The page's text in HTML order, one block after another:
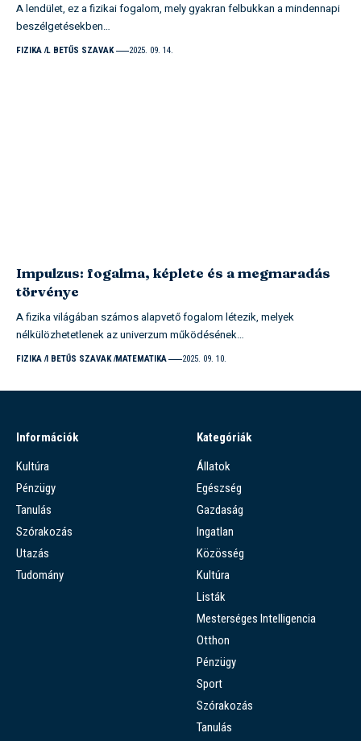
A lendület, ez a fizikai fogalom, mely gyakran felbukkan a mindennapi
beszélgetésekben…
FIZIKA L BETŰS SZAVAK 2025. 09. 14.
Impulzus: fogalma, képlete és a megmaradás
törvénye
A fizika világában számos alapvető fogalom létezik, melyek
nélkülözhetetlenek az univerzum működésének…
FIZIKA I BETŰS SZAVAK MATEMATIKA 2025. 09. 10.
Információk
Kultúra
Pénzügy
Tanulás
Szórakozás
Utazás
Tudomány
Kategóriák
Állatok
Egészség
Gazdaság
Ingatlan
Közösség
Kultúra
Listák
Mesterséges Intelligencia
Otthon
Pénzügy
Sport
Szórakozás
Tanulás